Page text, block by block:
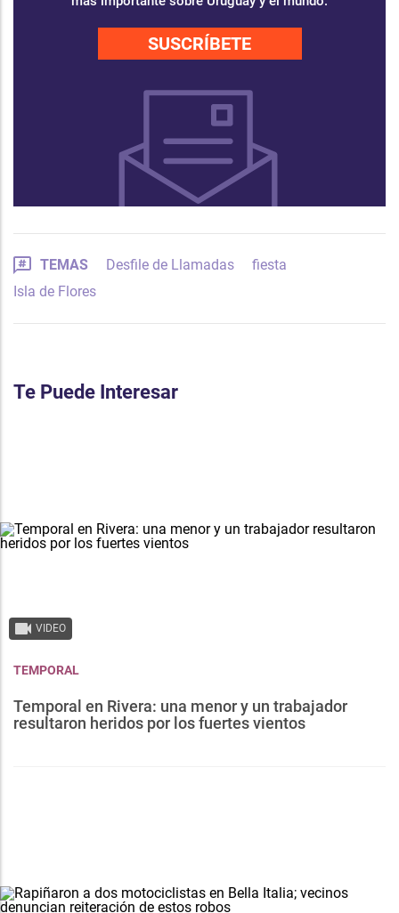
SUSCRÍBETE
TEMAS Desfile de Llamadas
fiesta
Isla de Flores
Te Puede Interesar
VIDEO
TEMPORAL
Temporal en Rivera: una menor y un trabajador
resultaron heridos por los fuertes vientos